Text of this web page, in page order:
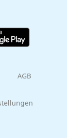
AGB